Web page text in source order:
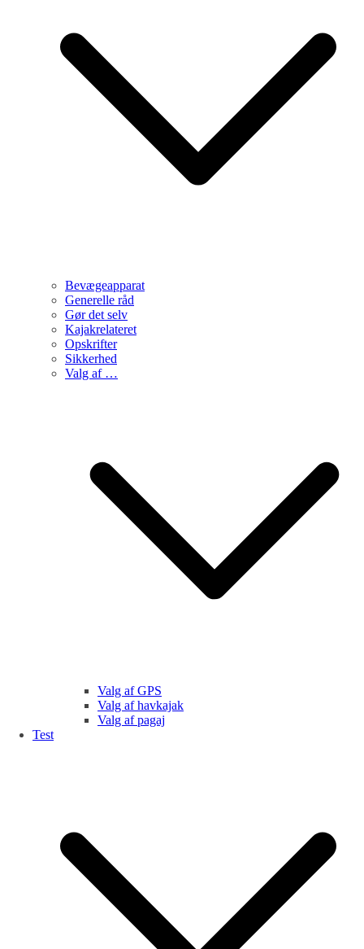
Bevægeapparat
Generelle råd
Gør det selv
Kajakrelateret
Opskrifter
Sikkerhed
Valg af …
Valg af GPS
Valg af havkajak
Valg af pagaj
Test